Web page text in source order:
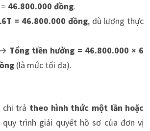
46.800.000 đồng.
= 46.800.000 đồng, dù lương thực
Tổng tiền hưởng = 46.800.000 × 6
(là mức tối đa).
chi trả theo hình thức một lần hoặc
quy trình giải quyết hồ sơ của đơn vị